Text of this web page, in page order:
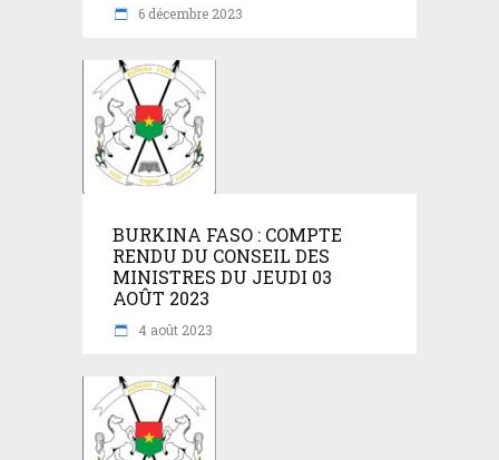
6 décembre 2023
BURKINA FASO : COMPTE
RENDU DU CONSEIL DES
MINISTRES DU JEUDI 03
AOÛT 2023
4 août 2023